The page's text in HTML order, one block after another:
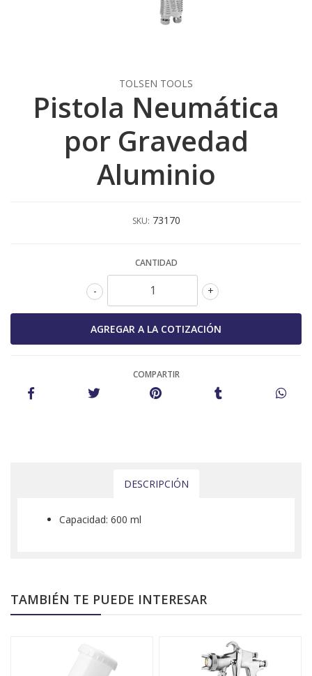
TOLSEN TOOLS
Pistola Neumática
por Gravedad
Aluminio
SKU: 73170
CANTIDAD
+
-
COMPARTIR
DESCRIPCIÓN
Capacidad: 600 ml
TAMBIÉN TE PUEDE INTERESAR